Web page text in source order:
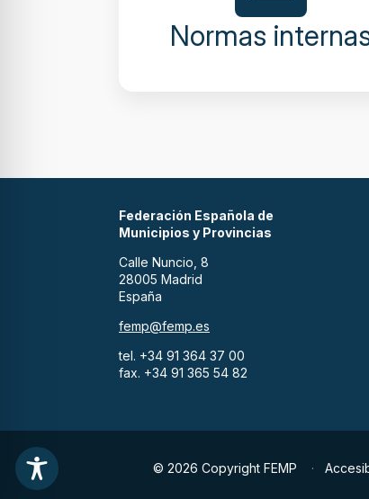
Normas
Federación Española de
Municipios y Provincias
Calle Nuncio, 8
28005 Madrid
España
femp@femp.es
tel. +34 91 364 37 00
fax. +34 91 365 54 82
© 2026 Copyright FEMP